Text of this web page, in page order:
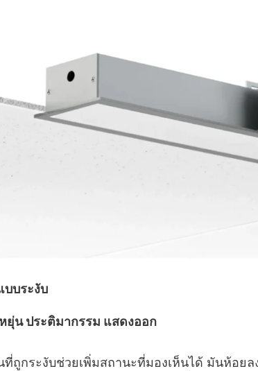
บบระงับ
ยุ่น ประติมากรรม แสดงออก
ที่ถูกระงับช่วยเพิ่มสถานะที่มองเห็นได้ มันห้อย